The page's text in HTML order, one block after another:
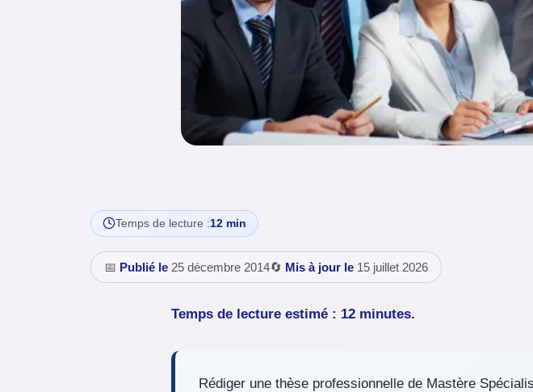
Temps de lecture :12 min
📅 Publié le 25 décembre 2014🔄 Mis à jour le 15 juillet 2026
Temps de lecture estimé : 12 minutes.
Rédiger une thèse professionnelle de Mastère